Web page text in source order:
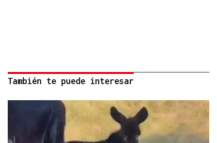
También te puede interesar